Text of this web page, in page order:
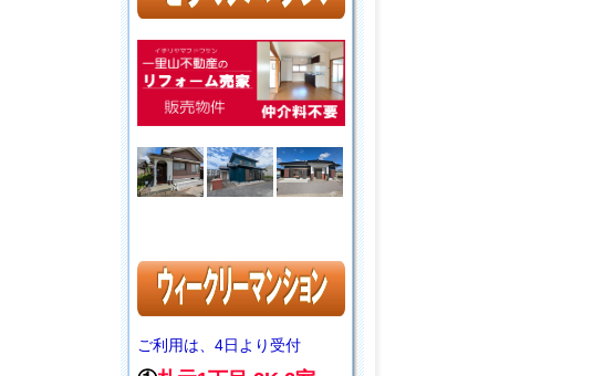
ご利用は、4日より受付